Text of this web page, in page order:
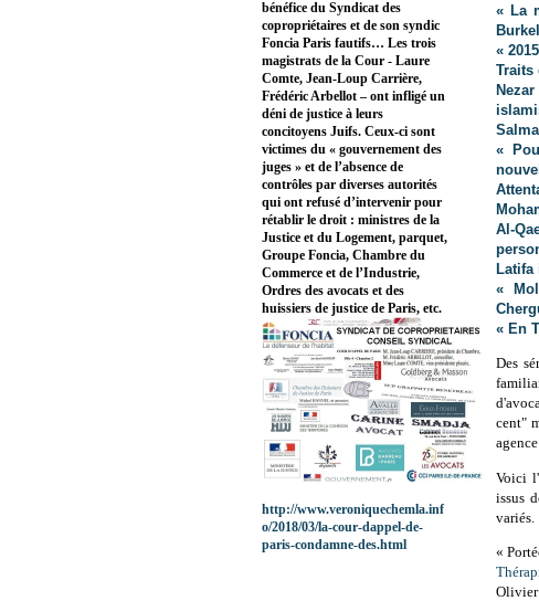
« La
Burkel
«
Traits
«
Al-
Latifa
«
« En
Des
cent"
Voici
issus
variés.
«
Olivier
bénéfice du Syndicat des
copropriétaires et de son syndic
Foncia Paris fautifs… Les trois
magistrats de la Cour - Laure
Comte, Jean-Loup Carrière,
Frédéric Arbellot – ont infligé un
déni de justice à leurs
concitoyens Juifs. Ceux-ci sont
victimes du « gouvernement des
juges » et de l’absence de
contrôles par diverses autorités
qui ont refusé d’intervenir pour
rétablir le droit : ministres de la
Justice et du Logement, parquet,
Groupe Foncia, Chambre du
Commerce et de l’Industrie,
Ordres des avocats et des
huissiers de justice de Paris, etc.
http://www.veroniquechemla.inf
o/2018/03/la-cour-dappel-de-
paris-condamne-des.html